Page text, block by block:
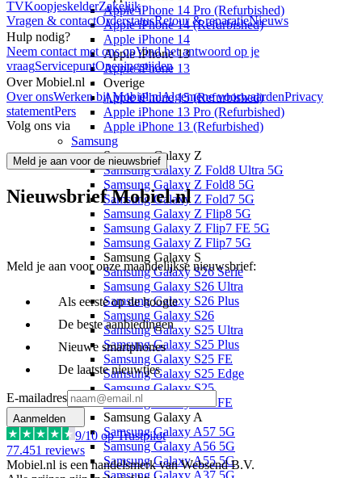
Apple iPhone 14 Pro (Refurbished)
Apple iPhone 14 (Refurbished)
Apple iPhone 14
Apple iPhone 13
Apple iPhone 13
Overige
Apple iPhone 15 (Refurbished)
Apple iPhone 13 Pro (Refurbished)
Apple iPhone 13 (Refurbished)
Samsung
Samsung Galaxy Z
Samsung Galaxy Z Fold8 Ultra 5G
Samsung Galaxy Z Fold8 5G
Samsung Galaxy Z Fold7 5G
Samsung Galaxy Z Flip8 5G
Samsung Galaxy Z Flip7 FE 5G
Samsung Galaxy Z Flip7 5G
Samsung Galaxy S
Samsung Galaxy S26 Serie
Samsung Galaxy S26 Ultra
Samsung Galaxy S26 Plus
Samsung Galaxy S26
Samsung Galaxy S25 Ultra
Samsung Galaxy S25 Plus
Samsung Galaxy S25 FE
Samsung Galaxy S25 Edge
Samsung Galaxy S25
Samsung Galaxy S24 FE
Samsung Galaxy A
Samsung Galaxy A57 5G
Samsung Galaxy A56 5G
Samsung Galaxy A55 5G
Samsung Galaxy A37 5G
TVKoopjeskelderZakelijk
Vragen & contactOrderstatusRetour & reparatieNieuws
Hulp nodig?
Neem contact met ons opVind het antwoord op je
vraagServicepuntOpeningstijden
Over Mobiel.nl
Over onsWerken bij Mobiel.nlAlgemene voorwaardenPrivacy
statementPers
Volg ons via
Meld je aan voor de nieuwsbrief
Nieuwsbrief Mobiel.nl
Meld je aan voor onze maandelijkse nieuwsbrief:
Als eerste op de hoogte
De beste aanbiedingen
Nieuwe smartphones
De laatste nieuwtjes
E-mailadres
Aanmelden
9/10 op Trustpilot
77.451 reviews
Mobiel.nl is een handelsmerk van Websend B.V.